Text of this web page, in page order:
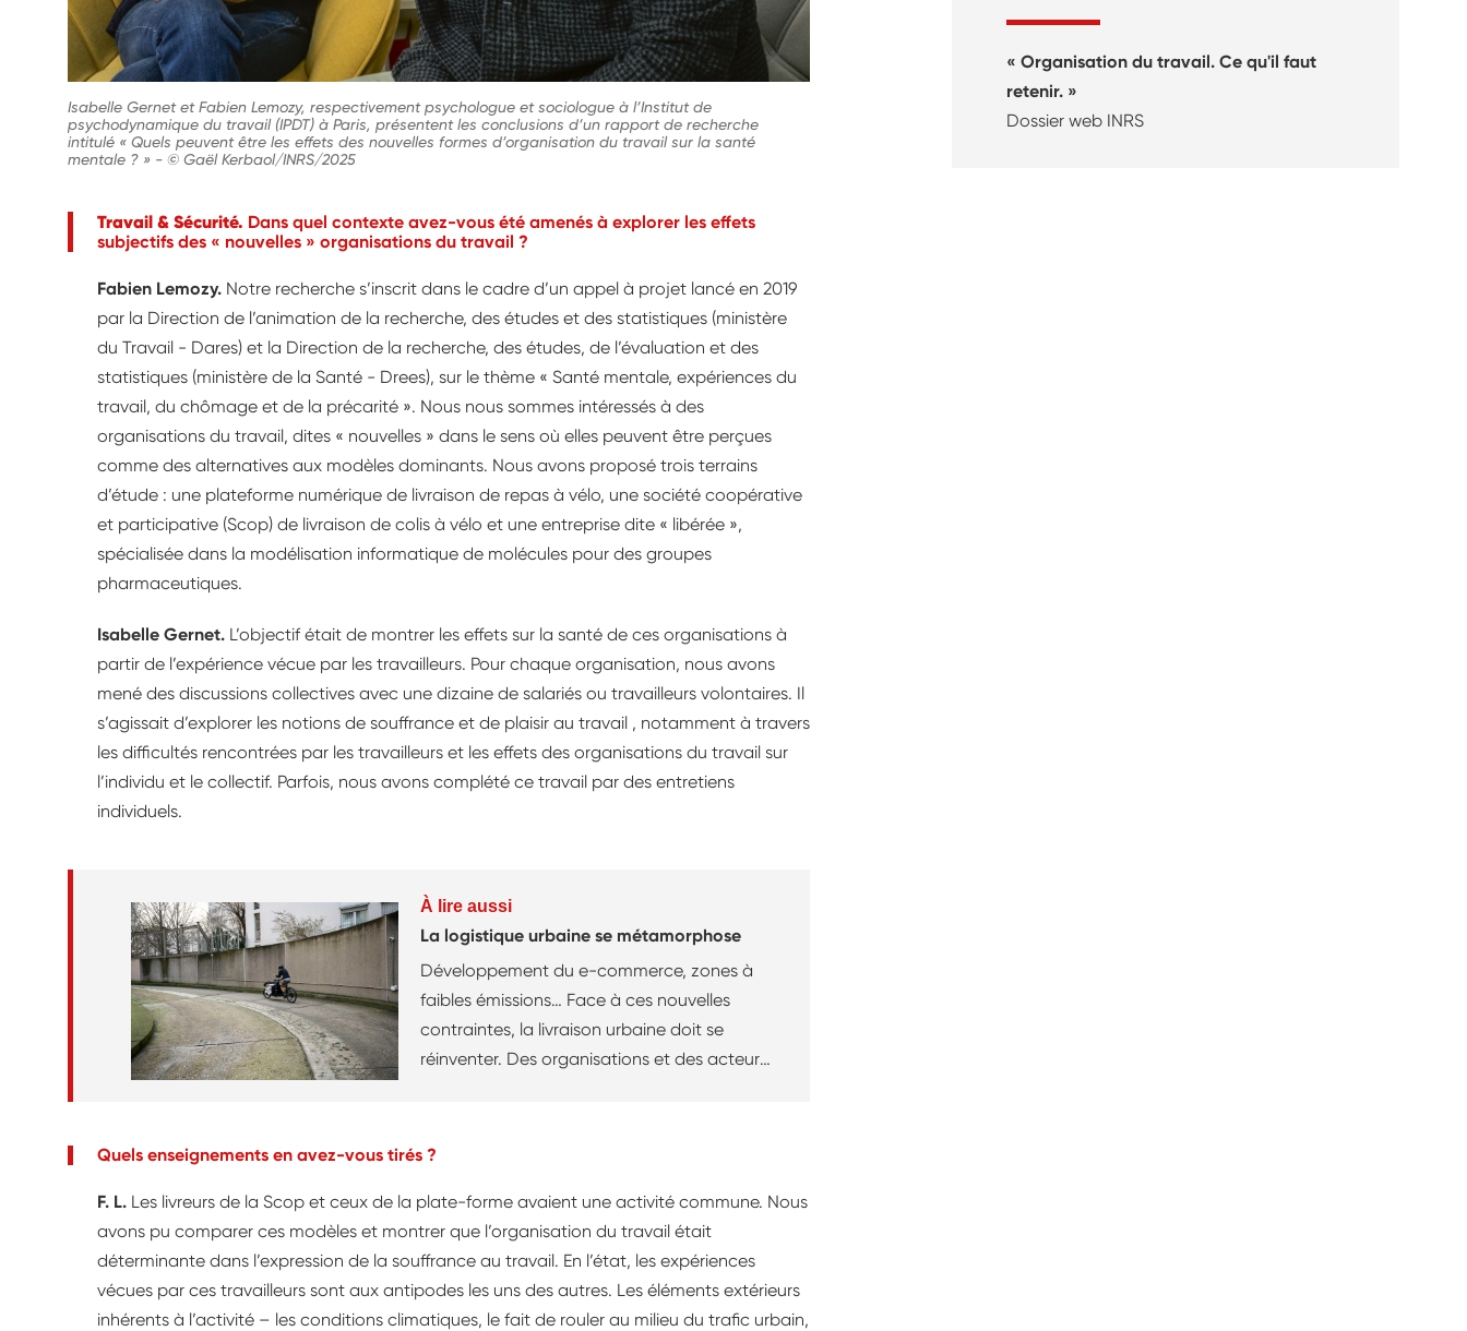
Isabelle Gernet et Fabien Lemozy, respectivement psychologue et sociologue à l’Institut de
psychodynamique du travail (IPDT) à Paris, présentent les conclusions d’un rapport de recherche
intitulé « Quels peuvent être les effets des nouvelles formes d’organisation du travail sur la santé
mentale ? » - © Gaël Kerbaol/INRS/2025
Travail & Sécurité. Dans quel contexte avez-vous été amenés à explorer les effets
subjectifs des « nouvelles » organisations du travail ?
Fabien Lemozy. Notre recherche s’inscrit dans le cadre d’un appel à projet lancé en 2019
par la Direction de l’animation de la recherche, des études et des statistiques (ministère
du Travail - Dares) et la Direction de la recherche, des études, de l’évaluation et des
statistiques (ministère de la Santé - Drees), sur le thème « Santé mentale, expériences du
travail, du chômage et de la précarité ». Nous nous sommes intéressés à des
organisations du travail, dites « nouvelles » dans le sens où elles peuvent être perçues
comme des alternatives aux modèles dominants. Nous avons proposé trois terrains
d’étude : une plateforme numérique de livraison de repas à vélo, une société coopérative
et participative (Scop) de livraison de colis à vélo et une entreprise dite « libérée »,
spécialisée dans la modélisation informatique de molécules pour des groupes
pharmaceutiques.
Isabelle Gernet. L’objectif était de montrer les effets sur la santé de ces organisations à
partir de l’expérience vécue par les travailleurs. Pour chaque organisation, nous avons
mené des discussions collectives avec une dizaine de salariés ou travailleurs volontaires. Il
s’agissait d’explorer les notions de souffrance et de plaisir au travail , notamment à travers
les difficultés rencontrées par les travailleurs et les effets des organisations du travail sur
l’individu et le collectif. Parfois, nous avons complété ce travail par des entretiens
individuels.
À lire aussi
La logistique urbaine se métamorphose
Développement du e-commerce, zones à
faibles émissions… Face à ces nouvelles
contraintes, la livraison urbaine doit se
réinventer. Des organisations et des acteurs
Quels enseignements en avez-vous tirés ?
F. L. Les livreurs de la Scop et ceux de la plate-forme avaient une activité commune. Nous
avons pu comparer ces modèles et montrer que l’organisation du travail était
déterminante dans l’expression de la souffrance au travail. En l’état, les expériences
vécues par ces travailleurs sont aux antipodes les uns des autres. Les éléments extérieurs
inhérents à l’activité – les conditions climatiques, le fait de rouler au milieu du trafic urbain,
Organisation du travail. Ce qu'il faut
retenir.
Dossier web INRS